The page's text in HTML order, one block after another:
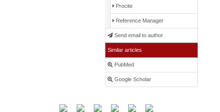
Procite
Reference Manager
Send email to author
Similar articles
PubMed
Google Scholar